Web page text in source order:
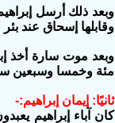
وبعد ذلك أرسل
وقابلها إسحاق عند بئر
مئة وخمسا وسبعين سنة
ثانيًا: إيمان إبراهيم:-